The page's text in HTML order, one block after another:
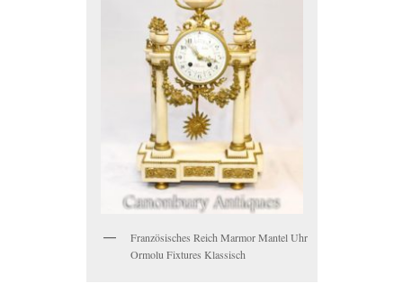
Französisches Reich Marmor Mantel Uhr
Ormolu Fixtures Klassisch